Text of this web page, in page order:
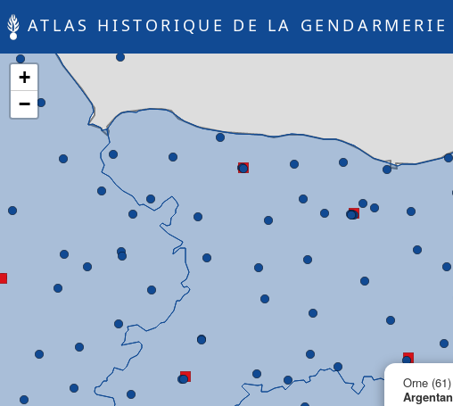
ATLAS HISTORIQUE DE LA GENDARMERIE
Orne (61)
Argentan
+
−